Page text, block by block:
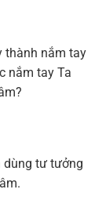
thành nắm tay
nắm tay Ta
dùng tư tưởng